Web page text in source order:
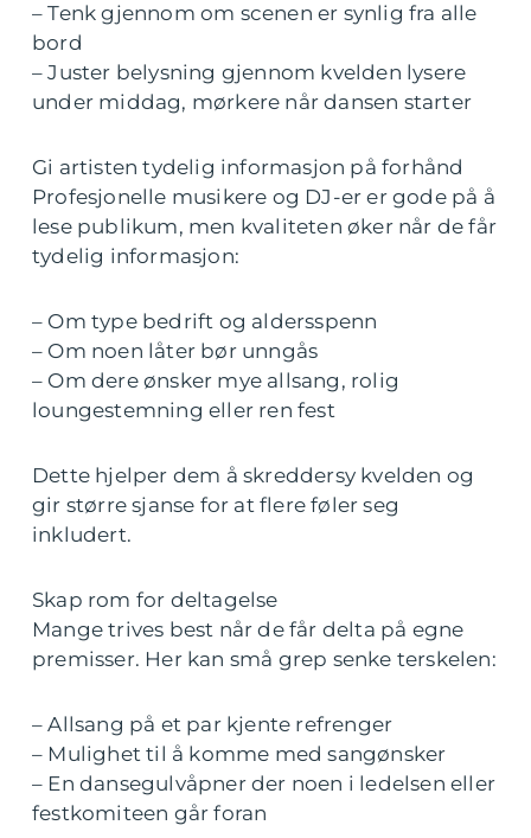
– Tenk gjennom om scenen er synlig fra alle
bord
– Juster belysning gjennom kvelden lysere
under middag, mørkere når dansen starter
Gi artisten tydelig informasjon på forhånd
Profesjonelle musikere og DJ-er er gode på å
lese publikum, men kvaliteten øker når de får
tydelig informasjon:
– Om type bedrift og aldersspenn
– Om noen låter bør unngås
– Om dere ønsker mye allsang, rolig
loungestemning eller ren fest
Dette hjelper dem å skreddersy kvelden og
gir større sjanse for at flere føler seg
inkludert.
Skap rom for deltagelse
Mange trives best når de får delta på egne
premisser. Her kan små grep senke terskelen:
– Allsang på et par kjente refrenger
– Mulighet til å komme med sangønsker
– En dansegulvåpner der noen i ledelsen eller
festkomiteen går foran